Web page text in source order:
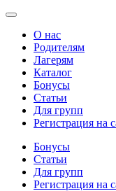
О нас
Родителям
Лагерям
Каталог
Бонусы
Статьи
Для групп
Регистрация на
Бонусы
Статьи
Для групп
Регистрация на